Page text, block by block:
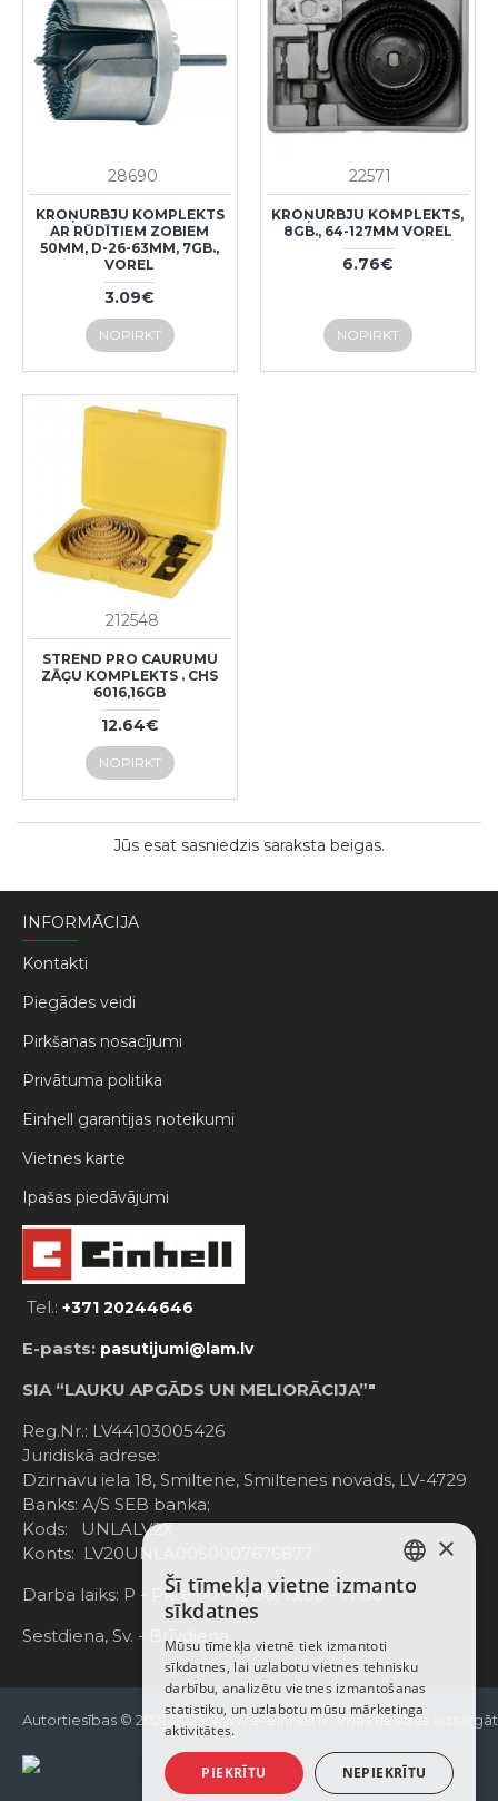
28690
KROŅURBJU KOMPLEKTS
AR RŪDĪTIEM ZOBIEM
50MM, D-26-63MM, 7GB.,
VOREL
3.09€
NOPIRKT
22571
KROŅURBJU KOMPLEKTS,
8GB., 64-127MM VOREL
6.76€
NOPIRKT
212548
STREND PRO CAURUMU
ZĀĢU KOMPLEKTS . CHS
6016,16GB
12.64€
NOPIRKT
Jūs esat sasniedzis saraksta beigas.
INFORMĀCIJA
Kontakti
Piegādes veidi
Pirkšanas nosacījumi
Privātuma politika
Einhell garantijas noteikumi
Vietnes karte
Ipašas piedāvājumi
Tel.: +371 20244646
E-pasts: pasutijumi@lam.lv
SIA “LAUKU APGĀDS UN MELIORĀCIJA”"
Reg.Nr.: LV44103005426
Juridiskā adrese:
Dzirnavu iela 18, Smiltene, Smiltenes novads, LV-4729
Banks: A/S SEB banka;
Kods: UNLALV2X
Konts: LV20UNLA0050007676877
Darba laiks: P - Pk. 8:00 - 12:00; 13:00 - 17:00
Sestdiena, Sv. - Brīvdiena
Autortiesības © 2021-2025, www.e-einhell.lv, Visas tiesības
LATVIAN
ENGLISH
×
Šī tīmekļa vietne izmanto
sīkdatnes
Mūsu tīmekļa vietnē tiek izmantoti
sīkdatnes, lai uzlabotu vietnes tehnisku
darbību, analizētu vietnes izmantošanas
statistiku, un uzlabotu mūsu mārketinga
aktivitātes.
PIEKRĪTU NEPIEKRĪTU